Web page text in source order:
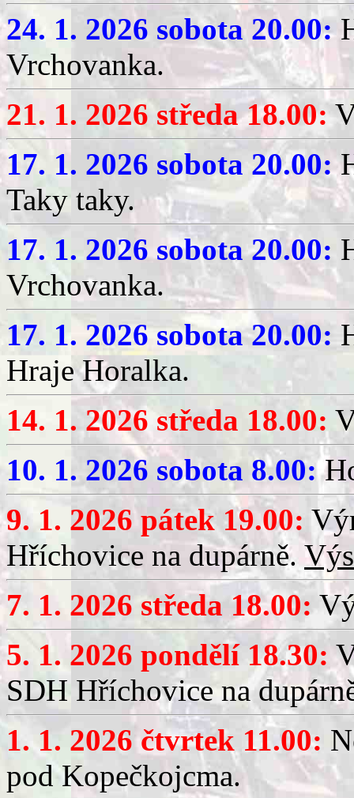
24. 1. 2026 sobota 20.00:
Vrchovanka.
21. 1. 2026 středa 18.00:
17. 1. 2026 sobota 20.00:
Taky taky.
17. 1. 2026 sobota 20.00:
Vrchovanka.
17. 1. 2026 sobota 20.00:
Hraje Horalka.
14. 1. 2026 středa 18.00:
10. 1. 2026 sobota 8.00:
9. 1. 2026 pátek 19.00:
Hříchovice na dupárně.
7. 1. 2026 středa 18.00:
5. 1. 2026 pondělí 18.30:
SDH Hříchovice na
1. 1. 2026 čtvrtek 11.00:
pod Kopečkojcma.